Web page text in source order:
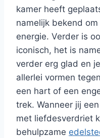
kamer heeft
namelijk bekend
energie. Verder is
iconisch, het is
verder erg glad en
allerlei vormen
een hart of een
trek. Wanneer jij
met liefdesverdriet
behulpzame